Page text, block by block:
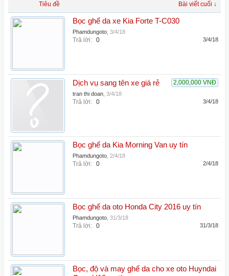
Tiêu đề Bài viết cuối ↓
Bọc ghế da xe Kia Forte T-C030
Phamdungoto 3/4/18
Trả lời: 0 3/4/18
2,000,000 VNĐ
Dịch vụ sang tên xe giá rẻ
tran thi doan 3/4/18
Trả lời: 0 3/4/18
Bọc ghế da Kia Morning Van uy tín
Phamdungoto 2/4/18
Trả lời: 0 2/4/18
Bọc ghế da oto Honda City 2016 uy tín
Phamdungoto 31/3/18
Trả lời: 0 31/3/18
Bọc, độ và may ghế da cho xe oto Huyndai